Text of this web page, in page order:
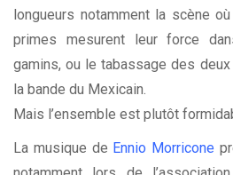
longueurs notamment la scène
primes mesurent leur force
gamins, ou le tabassage des
la bande du Mexicain.
Mais l’ensemble est plutôt
La musique de Ennio Morricone